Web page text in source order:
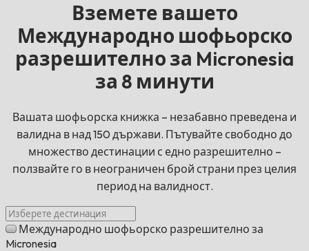
Вземете вашето
Международно шофьорско
разрешително за Micronesia
за 8 минути
Вашата шофьорска книжка – незабавно преведена и
валидна в над 150 държави. Пътувайте свободно до
множество дестинации с едно разрешително –
ползвайте го в неограничен брой страни през целия
период на валидност.
Международно шофьорско разрешително за
Micronesia